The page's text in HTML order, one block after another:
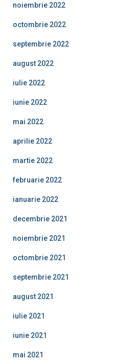
noiembrie 2022
octombrie 2022
septembrie 2022
august 2022
iulie 2022
iunie 2022
mai 2022
aprilie 2022
martie 2022
februarie 2022
ianuarie 2022
decembrie 2021
noiembrie 2021
octombrie 2021
septembrie 2021
august 2021
iulie 2021
iunie 2021
mai 2021